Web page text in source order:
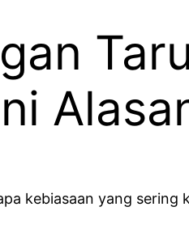
kebiasaan yang